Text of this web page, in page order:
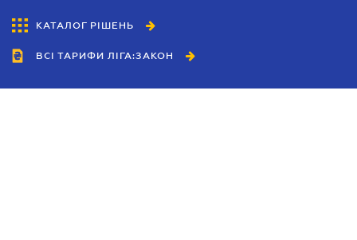
КАТАЛОГ РІШЕНЬ
ВСІ ТАРИФИ ЛІГА:ЗАКОН